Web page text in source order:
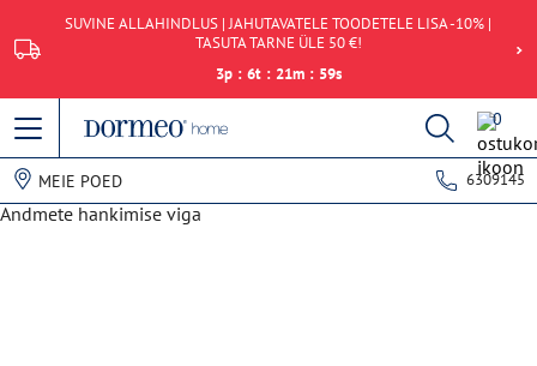
SUVINE ALLAHINDLUS | JAHUTAVATELE TOODETELE LISA -10% |
TASUTA TARNE ÜLE 50 €!
3p : 6t : 21m : 59s
0
MEIE POED 6309145
Andmete hankimise viga